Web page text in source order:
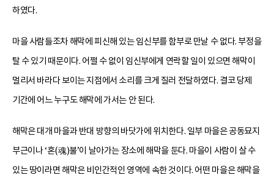
하였다.
마을 사람들조차 해막에 피신해 있는 임신부를 함부로 만날 수 없다. 부정을
탈 수 있기 때문이다. 어쩔 수 없이 임신부에게 연락할 일이 있으면 해막이
멀리서 바라다 보이는 지점에서 소리를 크게 질러 전달하였다. 결코 당제
기간에 어느 누구도 해막에 가서는 안 된다.
해막은 대개 마을과 반대 방향의 바닷가에 위치한다. 일부 마을은 공동묘지
부근이나 ‘혼(魂)불’이 날아가는 장소에 해막을 둔다. 마을이 사람이 살 수
있는 땅이라면 해막은 비인간적인 영역에 속한 것이다. 어떤 마을은 해막을